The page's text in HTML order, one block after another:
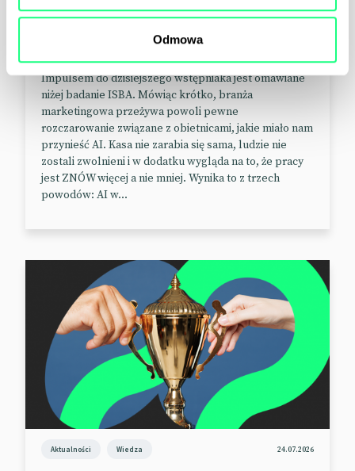
Odmowa
Dlaczego AI nie przekłada się
na wynik biznesowy?
Impulsem do dzisiejszego wstępniaka jest omawiane
niżej badanie ISBA. Mówiąc krótko, branża
marketingowa przeżywa powoli pewne
rozczarowanie związane z obietnicami, jakie miało nam
przynieść AI. Kasa nie zarabia się sama, ludzie nie
zostali zwolnieni i w dodatku wygląda na to, że pracy
jest ZNÓW więcej a nie mniej. Wynika to z trzech
powodów: AI w...
Aktualności Wiedza 24.07.2026